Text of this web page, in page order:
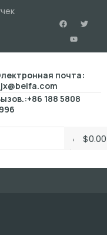
почта:
188 5808
$0.00